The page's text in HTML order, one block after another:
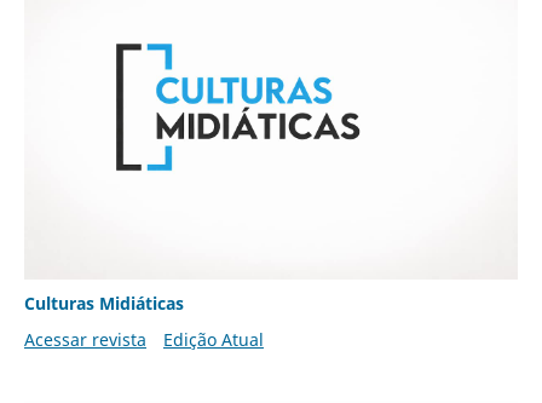
Culturas Midiáticas
Acessar revista
Edição Atual